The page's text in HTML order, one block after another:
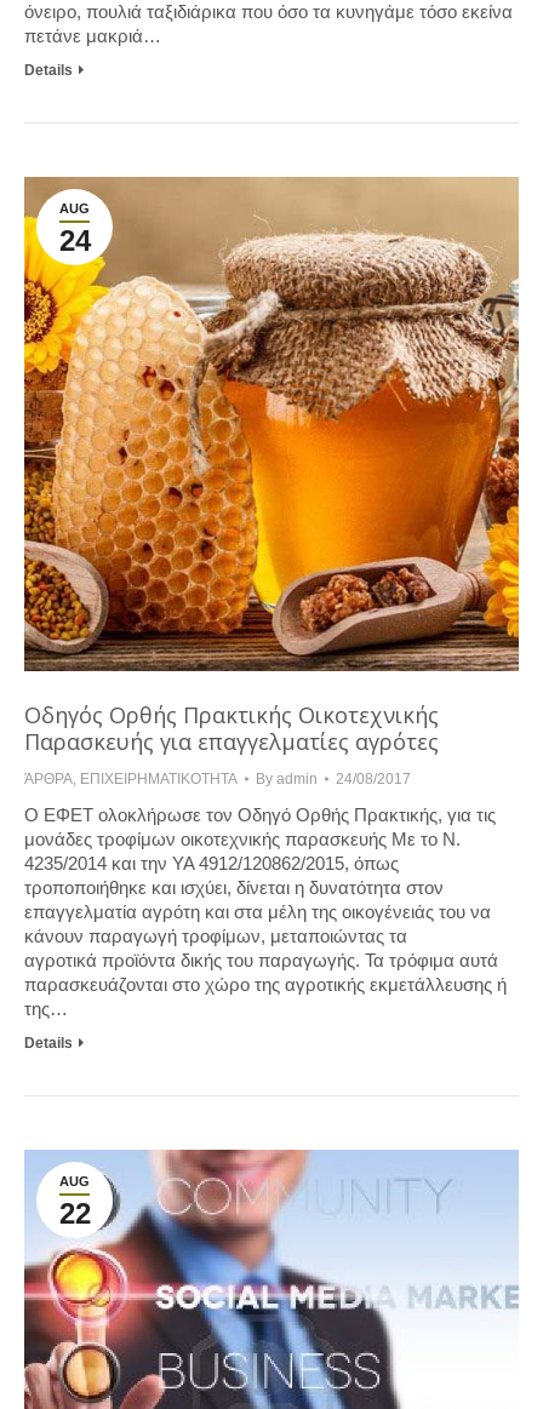
όνειρο, πουλιά ταξιδιάρικα που όσο τα κυνηγάμε τόσο εκείνα
πετάνε μακριά…
Details
AUG
24
Οδηγός Ορθής Πρακτικής Οικοτεχνικής
Παρασκευής για επαγγελματίες αγρότες
ΆΡΘΡΑ, ΕΠΙΧΕΙΡΗΜΑΤΙΚΟΤΗΤΑ By admin 24/08/2017
Ο ΕΦΕΤ ολοκλήρωσε τον Οδηγό Ορθής Πρακτικής, για τις
μονάδες τροφίμων οικοτεχνικής παρασκευής Με το Ν.
4235/2014 και την ΥΑ 4912/120862/2015, όπως
τροποποιήθηκε και ισχύει, δίνεται η δυνατότητα στον
επαγγελματία αγρότη και στα μέλη της οικογένειάς του να
κάνουν παραγωγή τροφίμων, μεταποιώντας τα
αγροτικά προϊόντα δικής του παραγωγής. Τα τρόφιμα αυτά
παρασκευάζονται στο χώρο της αγροτικής εκμετάλλευσης ή
της…
Details
AUG
22